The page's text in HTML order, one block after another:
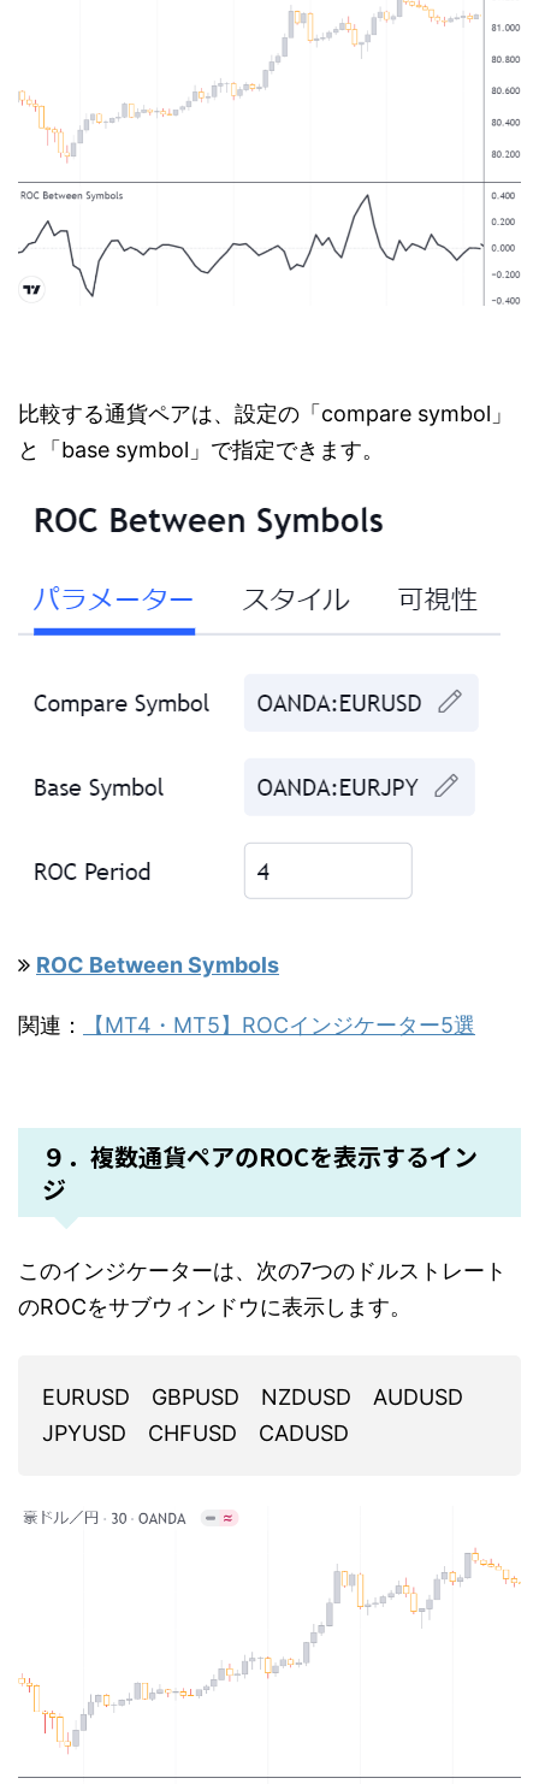
比較する通貨ペアは、設定の「compare symbol」
と「base symbol」で指定できます。
ROC Between Symbols
関連： 【MT4・MT5】ROCインジケーター5選
９．複数通貨ペアのROCを表示するイン
ジ
このインジケーターは、次の7つのドルストレート
のROCをサブウィンドウに表示します。
EURUSD GBPUSD NZDUSD AUDUSD
JPYUSD CHFUSD CADUSD